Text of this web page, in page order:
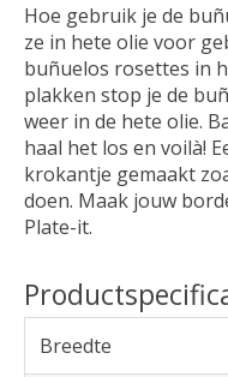
Hoe gebruik je de
ze in hete olie voor
buñuelos rosettes in
plakken stop je de
weer in de hete olie.
haal het los en voilà!
krokantje gemaakt
doen. Maak jouw
Plate-it.
Breedte